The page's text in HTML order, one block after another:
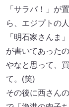
「サラバ！」が
ら、エジプトの
「明石家さんま
が書いてあった
やなと思って、
て。(笑)
その後に西さん